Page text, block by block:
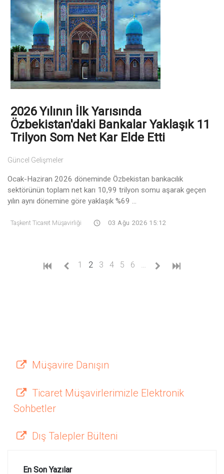
2026 Yılının İlk Yarısında
Özbekistan'daki Bankalar Yaklaşık 11
Trilyon Som Net Kar Elde Etti
Güncel Gelişmeler
Ocak-Haziran 2026 döneminde Özbekistan bankacılık
sektörünün toplam net karı 10,99 trilyon somu aşarak geçen
yılın aynı dönemine göre yaklaşık %69 ...
Taşkent Ticaret Müşavirliği 03 Ağu 2026 15:12
1 2 (current)
3 4 5 6
Müşavire Danışın
Ticaret Müşavirlerimizle Elektronik
Sohbetler
Dış Talepler Bülteni
En Son Yazılar